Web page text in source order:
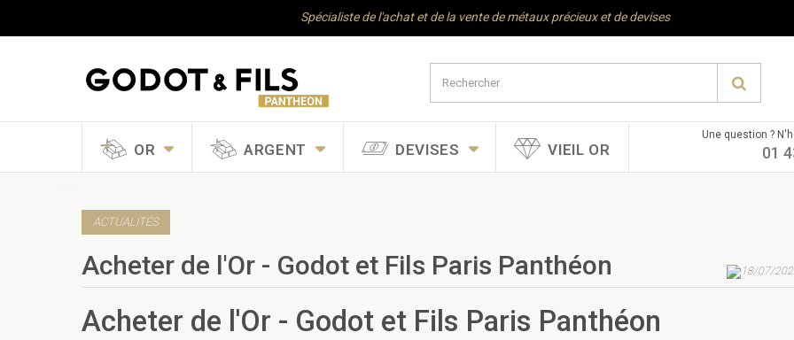
Spécialiste de l'achat et de la vente de métaux précieux et de devises
OR ARGENT DEVISES VIEIL OR
Une question ?
01
ACTUALITÉS
Acheter de l'Or - Godot et Fils Paris Panthéon 18/07/
Acheter de l'Or - Godot et Fils Paris Panthéon